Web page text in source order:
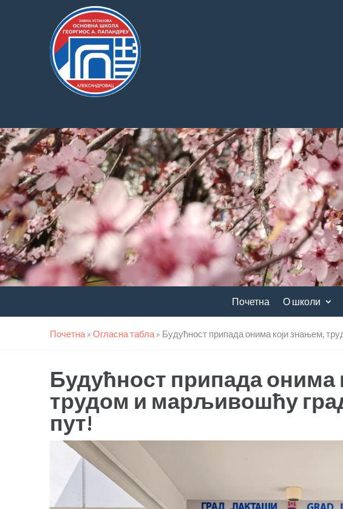
Почетна О школи
Почетна » Огласна табла » Будућност припада онима који знањем,
Будућност припада онима
трудом и марљивошћу
пут!